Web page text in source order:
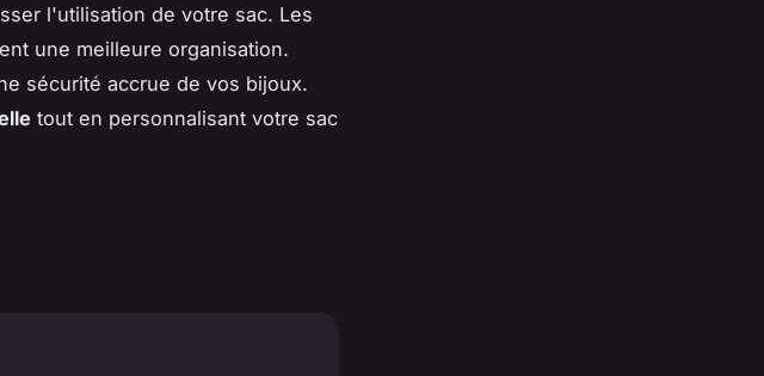
l'utilisation de votre sac. Les
une meilleure organisation.
sécurité accrue de vos bijoux.
tout en personnalisant votre sac